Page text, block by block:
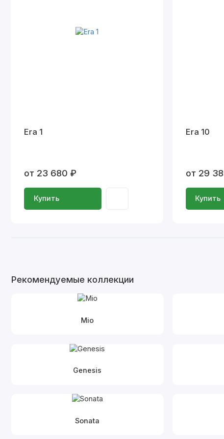
Era 1
от 23 680 ₽
Купить
Era 10
от 29
Купить
Рекомендуемые коллекции
Mio
Genesis
Sonata